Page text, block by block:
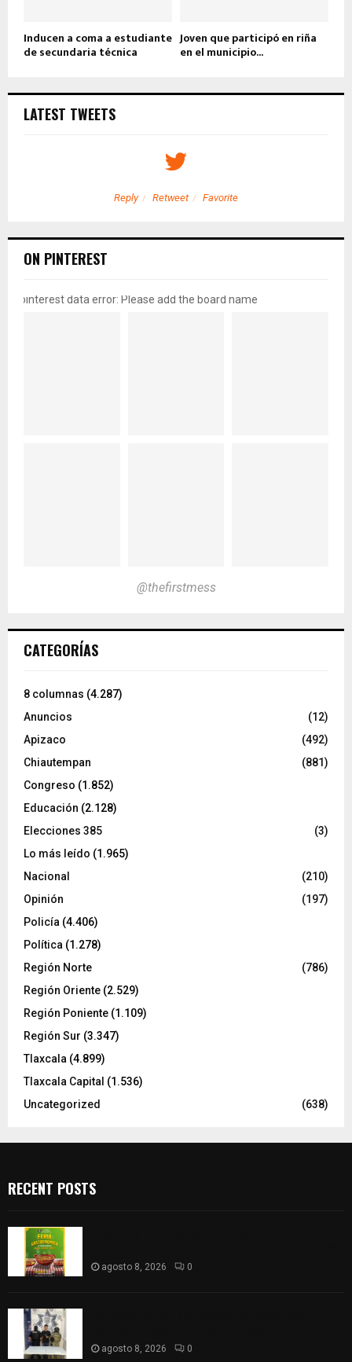
Inducen a coma a estudiante
de secundaria técnica
Joven que participó en riña
en el municipio...
LATEST TWEETS
Reply Retweet Favorite
ON PINTEREST
pinterest data error: Please add the board name
@thefirstmess
CATEGORÍAS
8 columnas (4.287)
Anuncios
(12)
Apizaco
(492)
Chiautempan
(881)
Congreso (1.852)
Educación (2.128)
Elecciones 385
(3)
Lo más leído (1.965)
Nacional
(210)
Opinión
(197)
Policía (4.406)
Política (1.278)
Región Norte
(786)
Región Oriente (2.529)
Región Poniente (1.109)
Región Sur (3.347)
Tlaxcala (4.899)
Tlaxcala Capital (1.536)
Uncategorized
(638)
RECENT POSTS
agosto 8, 2026 0
agosto 8, 2026 0